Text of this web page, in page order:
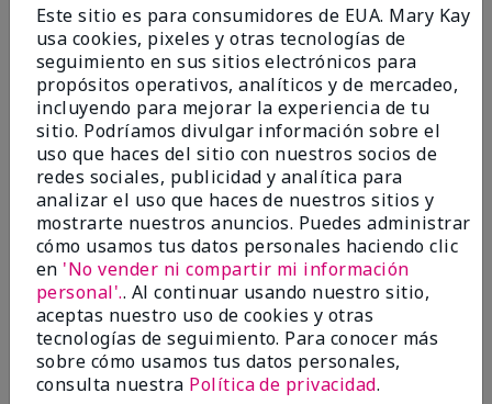
Marcar esta opinión
I have used Marykay eyeliner
since 1992. This new product
go
EnviadoHace 3 meses
por Jacqueline
de
Supply
Evaluado en
marykay.com/en-us/
Comentarios sobre Mary Kay® Waterproof
Eyeliner
Este sitio es para consumidores de EUA. Mary Kay
usa cookies, pixeles y otras tecnologías de
seguimiento en sus sitios electrónicos para
propósitos operativos, analíticos y de mercadeo,
incluyendo para mejorar la experiencia de tu
sitio. Podríamos divulgar información sobre el
uso que haces del sitio con nuestros socios de
redes sociales, publicidad y analítica para
analizar el uso que haces de nuestros sitios y
mostrarte nuestros anuncios. Puedes administrar
cómo usamos tus datos personales haciendo clic
en 'No vender ni compartir mi información
personal'.. Al continuar usando nuestro sitio,
aceptas nuestro uso de cookies y otras
tecnologías de seguimiento. Para conocer más
sobre cómo usamos tus datos personales,
consulta nuestra Política de privacidad.